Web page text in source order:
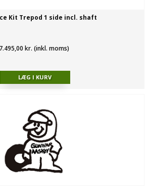
Kit Trepod 1 side incl. shaft
7.495,00 kr. (inkl. moms)